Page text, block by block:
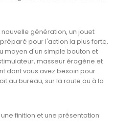
génération, un jouet
pour l'action la plus forte,
moyen d'un simple bouton et
masseur érogène et
dont vous avez besoin pour
au bureau, sur la route ou à la
finition et une présentation